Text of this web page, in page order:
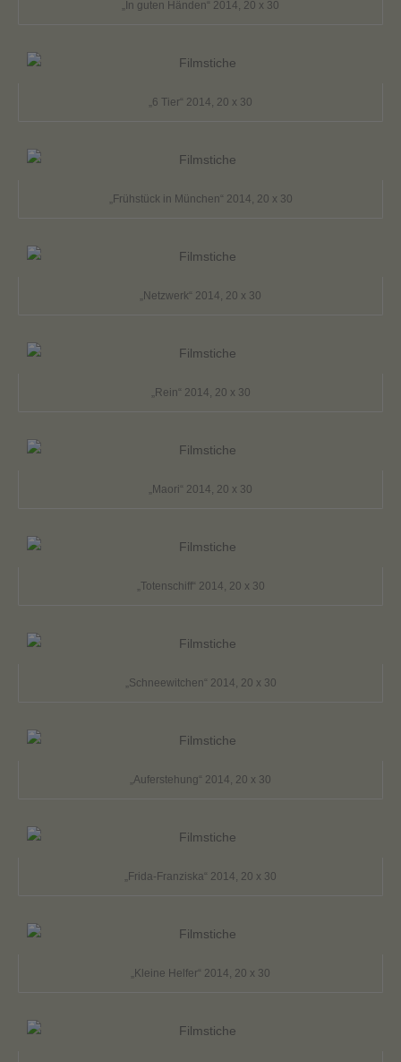
„In guten Händen“ 2014, 20 x 30
„6 Tier“ 2014, 20 x 30
„Frühstück in München“ 2014, 20 x 30
„Netzwerk“ 2014, 20 x 30
„Rein“ 2014, 20 x 30
„Maori“ 2014, 20 x 30
„Totenschiff“ 2014, 20 x 30
„Schneewitchen“ 2014, 20 x 30
„Auferstehung“ 2014, 20 x 30
„Frida-Franziska“ 2014, 20 x 30
„Kleine Helfer“ 2014, 20 x 30